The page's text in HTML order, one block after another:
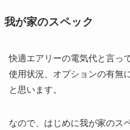
我が家のスペック
快適エアリーの電気代と言っ
使用状況、オプションの有無
と思います。
なので、はじめに我が家のス